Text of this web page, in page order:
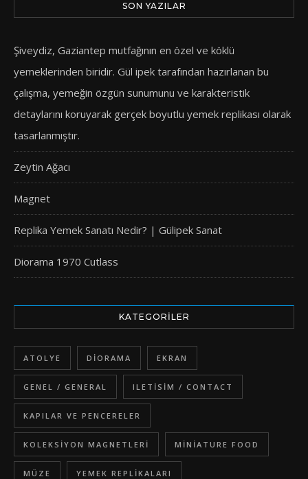
SON YAZILAR
Şiveydiz, Gaziantep mutfağının en özel ve köklü
yemeklerinden biridir. Gül ipek tarafından hazırlanan bu
çalışma, yemeğin özgün sunumunu ve karakteristik
detaylarını koruyarak gerçek boyutlu yemek replikası olarak
tasarlanmıştır.
Zeytin Ağacı
Magnet
Replika Yemek Sanatı Nedir? | Gülipek Sanat
Diorama 1970 Cutlass
KATEGORILER
ATOLYE DIORAMA EKRAN
GENEL / GENERAL ILETISIM / CONTACT
KAPILAR VE PENCERELER
KOLEKSIYON MAGNETLERI MINIATURE FOOD
MÜZE YEMEK REPLIKALARI